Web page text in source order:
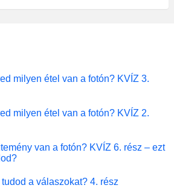
milyen étel van a fotón? KVÍZ 3.
milyen étel van a fotón? KVÍZ 2.
van a fotón? KVÍZ 6. rész – ezt
a válaszokat? 4. rész